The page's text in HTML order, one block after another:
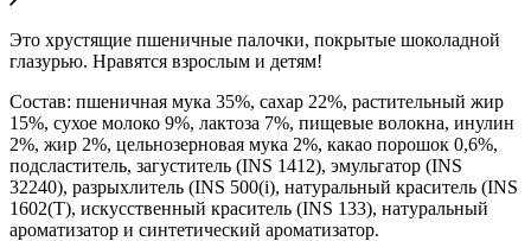
Это хрустящие пшеничные палочки, покрытые шоколадной
глазурью. Нравятся взрослым и детям!
Состав: пшеничная мука 35%, сахар 22%, растительный жир
15%, сухое молоко 9%, лактоза 7%, пищевые волокна, инулин
2%, жир 2%, цельнозерновая мука 2%, какао порошок 0,6%,
подсластитель, загуститель (INS 1412), эмульгатор (INS
32240), разрыхлитель (INS 500(i), натуральный краситель (INS
1602(T), искусственный краситель (INS 133), натуральный
ароматизатор и синтетический ароматизатор.